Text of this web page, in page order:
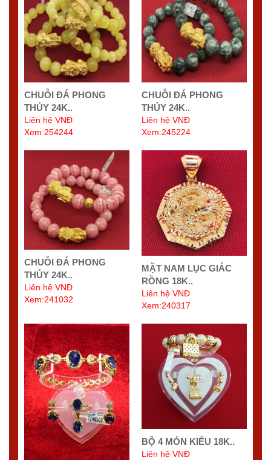
CHUỖI ĐÁ PHONG
THỦY 24K..
Liên hệ VNĐ
Xem:254244
CHUỖI ĐÁ PHONG
THỦY 24K..
Liên hệ VNĐ
Xem:245224
CHUỖI ĐÁ PHONG
THỦY 24K..
Liên hệ VNĐ
Xem:241032
MẶT NAM LỤC GIÁC
RỒNG 18K..
Liên hệ VNĐ
Xem:240317
BỘ 4 MÓN KIỂU 18K..
Liên hệ VNĐ